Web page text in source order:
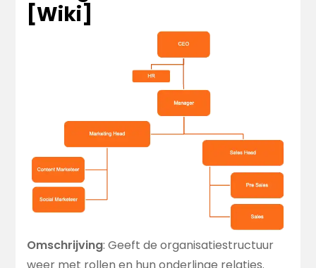
[Wiki]
Omschrijving: Geeft de organisatiestructuur